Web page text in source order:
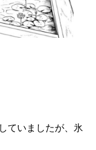
ていましたが、氷